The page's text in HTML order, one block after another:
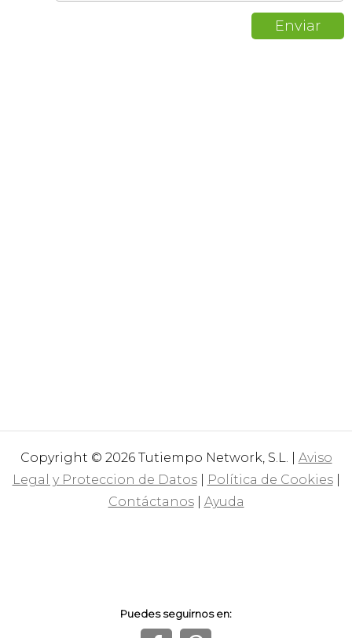
Copyright © 2026 Tutiempo Network, S.L. | Aviso
Legal y Proteccion de Datos| Política de Cookies|
Contáctanos| Ayuda
Puedes seguirnos en: